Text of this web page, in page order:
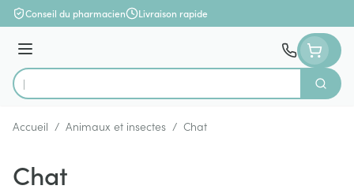
Aller au contenu
Conseil du pharmacien Livraison rapide
Menu
Rechercher
Accueil / Animaux et insectes / Chat
Chat